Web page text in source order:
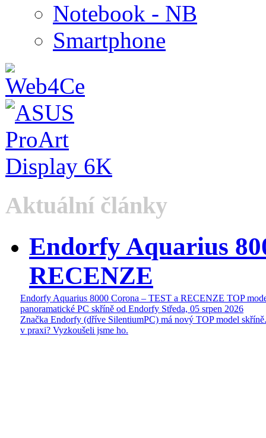
Notebook - NB
Smartphone
Aktuální články
Endorfy Aquarius
RECENZE
Endorfy Aquarius 8000 Corona – TEST a RECENZE TOP
panoramatické PC skříně od Endorfy Středa, 05 srpen 2026
Značka Endorfy (dříve SilentiumPC) má nový TOP model
v praxi? Vyzkoušeli jsme ho.